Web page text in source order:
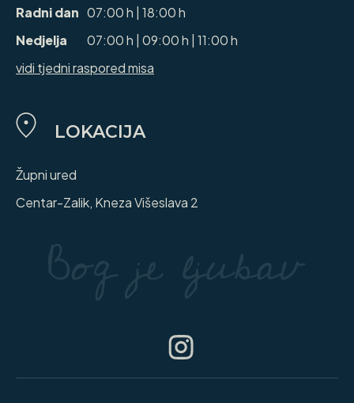
Radni dan 07:00 h | 18:00 h
Nedjelja
07:00 h | 09:00 h | 11:00 h
vidi tjedni raspored misa
LOKACIJA
Župni ured
Centar-Zalik, Kneza Višeslava 2